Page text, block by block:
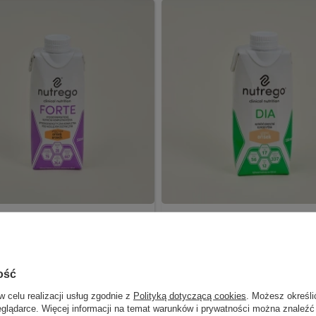
wysokobiałkowa
doustnej dla
Czekolada
Morela
więcej Czekolada Orzech Wanilia
celu realizacji usług zgodnie z Polityką dotyczącą cookies . Możesz
Więcej informacji na temat warunków i prywatności można